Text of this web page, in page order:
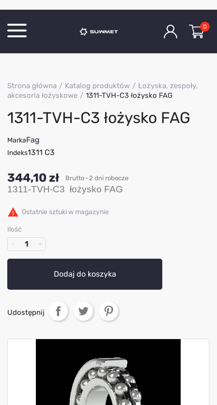
O Firmie
Kontakt
0
Strona główna Katalog produktów
Łożyska, zespoły,
akcesoria łożyskowe
1311-TVH-C3 łożysko FAG
1311-TVH-C3 łożysko FAG
MarkaFag
Indeks1311 C3
344,10 zł Brutto 2 dni robocze
1311-TVH-C3 łożysko FAG
 Ostatnie sztuki w magazynie
Ilość
Dodaj do koszyka
Udostępnij